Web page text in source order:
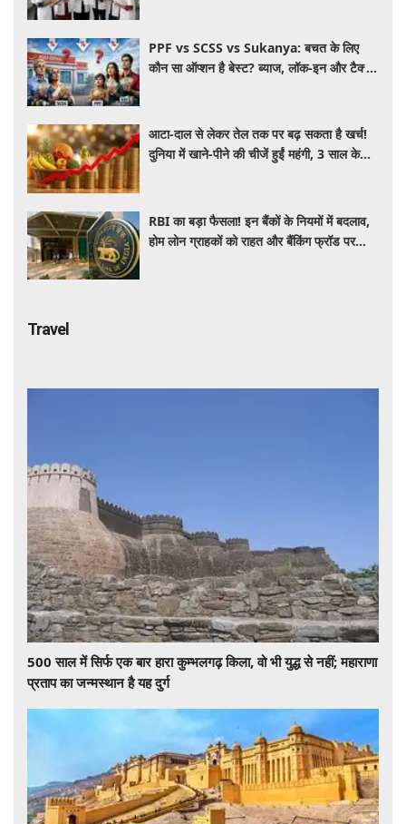
PPF vs SCSS vs Sukanya: बचत के लिए
कौन सा ऑप्शन है बेस्ट? ब्याज, लॉक-इन और टैक्स
आटा-दाल से लेकर तेल तक पर बढ़ सकता है खर्च!
दुनिया में खाने-पीने की चीजें हुईं महंगी, 3 साल के
RBI का बड़ा फैसला! इन बैंकों के नियमों में बदलाव,
होम लोन ग्राहकों को राहत और बैंकिंग फ्रॉड पर
Travel
500 साल में सिर्फ एक बार हारा कुम्भलगढ़ किला, वो भी युद्ध से नहीं; महाराणा
प्रताप का जन्मस्थान है यह दुर्ग